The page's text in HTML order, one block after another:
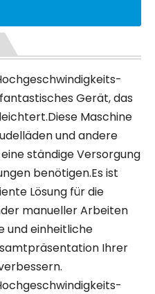
Gerät, das
Maschine
und andere
ständige Versorgung
benötigen.Es ist
Lösung für die
manueller Arbeiten
und einheitliche
Ihrer